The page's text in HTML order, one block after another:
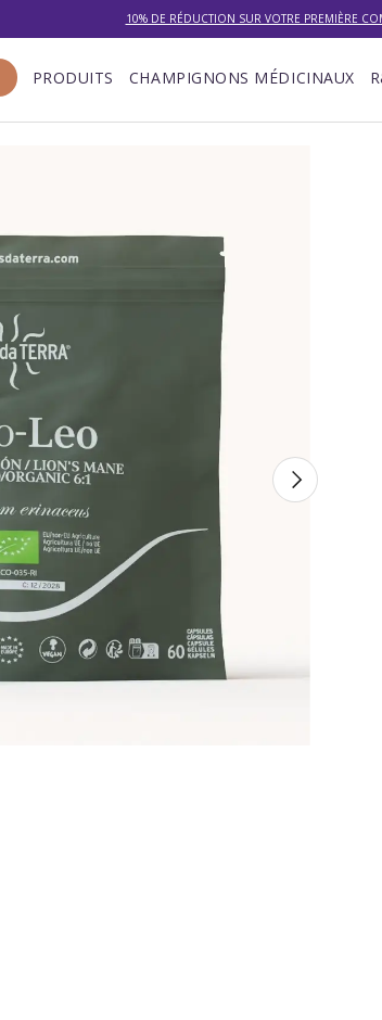
10% DE RÉDUCTION SUR VOTRE PREMIÈRE
PRODUITS CHAMPIGNONS MÉDICINAUX
Suivant